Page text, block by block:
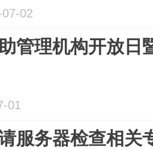
02
管理机构开放日
01
服务器检查相关